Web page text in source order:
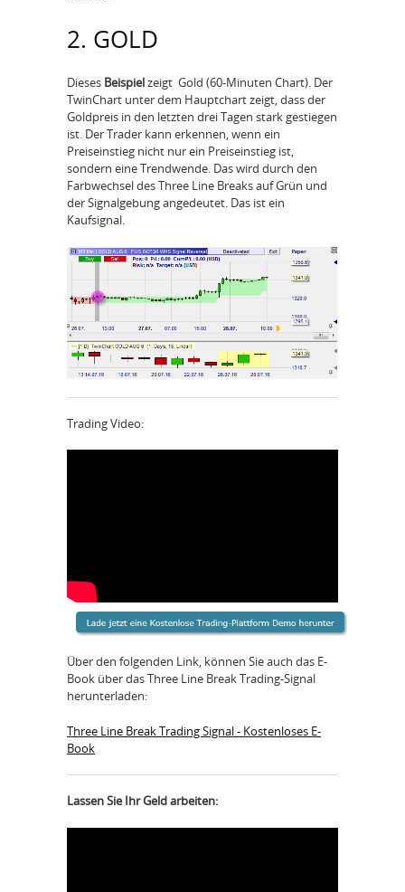
2. GOLD
Dieses Beispielzeigt Gold (60-Minuten Chart). Der
TwinChart unter dem Hauptchart zeigt, dass der
Goldpreis in den letzten drei Tagen stark gestiegen
ist. Der Trader kann erkennen, wenn ein
Preiseinstieg nicht nur ein Preiseinstieg ist,
sondern eine Trendwende. Das wird durch den
Farbwechsel des Three Line Breaks auf Grün und
der Signalgebung angedeutet. Das ist ein
Kaufsignal.
Trading Video:
Über den folgenden Link, können Sie auch das E-
Book über das Three Line Break Trading-Signal
herunterladen:
Three Line Break Trading Signal - Kostenloses E-
Book
Lassen Sie Ihr Geld arbeiten: